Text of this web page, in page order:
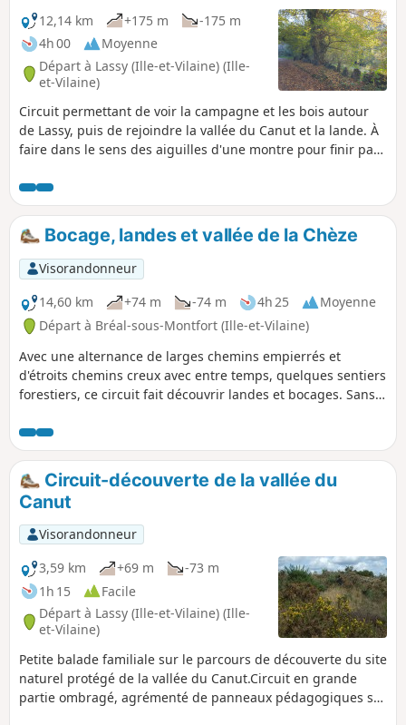
12,14 km
+175 m
-175 m
4h 00
Moyenne
Départ à Lassy (Ille-et-Vilaine) (Ille-
et-Vilaine)
Circuit permettant de voir la campagne et les bois autour
de Lassy, puis de rejoindre la vallée du Canut et la lande. À
faire dans le sens des aiguilles d'une montre pour finir par
passage du Canut entre le (9) et (10) peut être difficile après
de fortes pluies. Quelques traversées de routes mais une
visibilité assez bonne à très bonne pour traverser
facilement mais avec prudence.
Bocage, landes et vallée de la Chèze
Visorandonneur
14,60 km
+74 m -74 m 4h 25
Moyenne
Départ à Bréal-sous-Montfort (Ille-et-Vilaine)
Avec une alternance de larges chemins empierrés et
d'étroits chemins creux avec entre temps, quelques sentiers
forestiers, ce circuit fait découvrir landes et bocages. Sans
accessible à tout bon marcheur. Certains "chemins creux"
peuvent être inondés après un important épisode pluvieux.
Circuit-découverte de la vallée du
Canut
Visorandonneur
3,59 km
+69 m
-73 m
1h 15
Facile
Départ à Lassy (Ille-et-Vilaine) (Ille-
et-Vilaine)
Petite balade familiale sur le parcours de découverte du site
naturel protégé de la vallée du Canut.Circuit en grande
partie ombragé, agrémenté de panneaux pédagogiques sur